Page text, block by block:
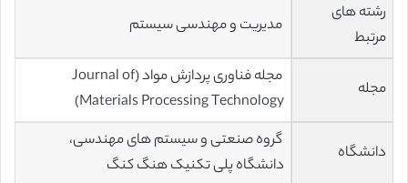
رشته های
مرتبط
مدیریت و مهندسی سیستم
مجله
مجله فناوری پردازش مواد (Journal of
Materials Processing Technology)
دانشگاه
گروه صنعتی و سیستم های مهندسی،
دانشگاه پلی تکنیک هنگ کنگ